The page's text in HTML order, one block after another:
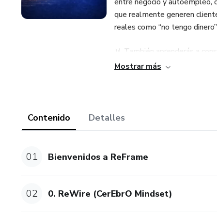
que realmente generen
reales como “no tengo
📊 También aprenderás a
financiera, para construir un
👥 Además participarás en
Mostrar más
Contenido Detalles
01 Bienvenidos a ReFrame
02 0. ReWire (CerEbrO Mindset)